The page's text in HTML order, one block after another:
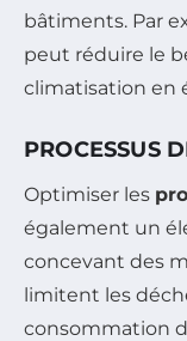
bâtiments. Par
peut réduire le
climatisation en
PROCESSUS
Optimiser les
également un
concevant des
limitent les
consommation